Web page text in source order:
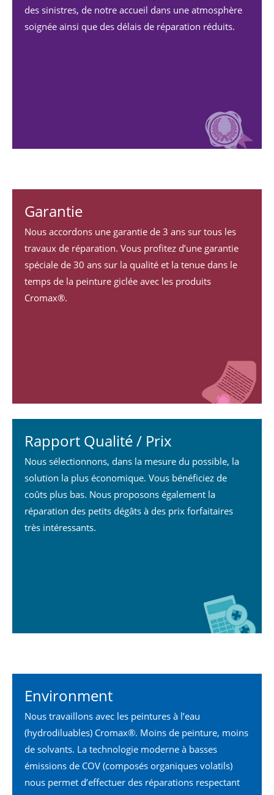
About us
Lorem ipsum dolor sit amet, consectetuer adipiscing
des sinistres, de notre accueil dans une atmosphère
soignée ainsi que des délais de réparation réduits.
Garantie
Nous accordons une garantie de 3 ans sur tous les
travaux de réparation. Vous profitez d’une garantie
spéciale de 30 ans sur la qualité et la tenue dans le
temps de la peinture giclée avec les produits
Cromax®.
Rapport Qualité / Prix
Nous sélectionnons, dans la mesure du possible, la
solution la plus économique. Vous bénéficiez de
coûts plus bas. Nous proposons également la
réparation des petits dégâts à des prix forfaitaires
très intéressants.
Environment
Nous travaillons avec les peintures à l’eau
(hydrodiluables) Cromax®. Moins de peinture, moins
de solvants. La technologie moderne à basses
émissions de COV (composés organiques volatils)
nous permet d’effectuer des réparations respectant